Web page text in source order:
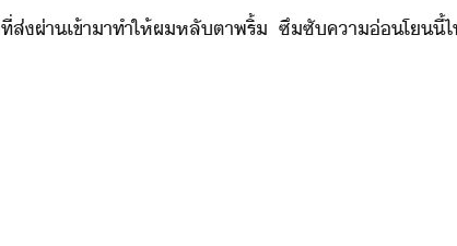
ส่ผ่า​เข้าา​ทำให้​ผ​หลัตา​พริ้​ ​ซึซั​คา่โ​ี้​